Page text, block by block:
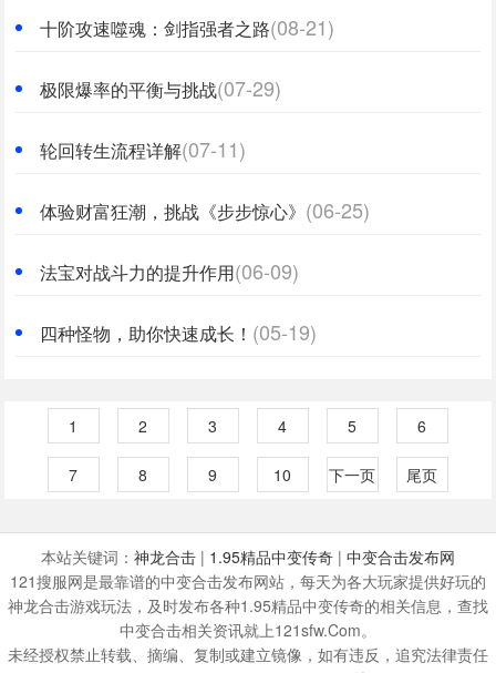
十阶攻速噬魂：剑指强者之路(08-21)
极限爆率的平衡与挑战(07-29)
轮回转生流程详解(07-11)
体验财富狂潮，挑战《步步惊心》 (06-25)
法宝对战斗力的提升作用(06-09)
四种怪物，助你快速成长！ (05-19)
1 2 3 4 5 6
7 8 9 10 下一页 尾页
本站关键词： 神龙合击| 1.95精品中变传奇| 中变合击发布网
121搜服网是最靠谱的中变合击发布网站，每天为各大玩家提供好玩的
神龙合击游戏玩法，及时发布各种1.95精品中变传奇的相关信息，查找
中变合击相关资讯就上121sfw.Com。
未经授权禁止转载、摘编、复制或建立镜像，如有违反，追究法律责任